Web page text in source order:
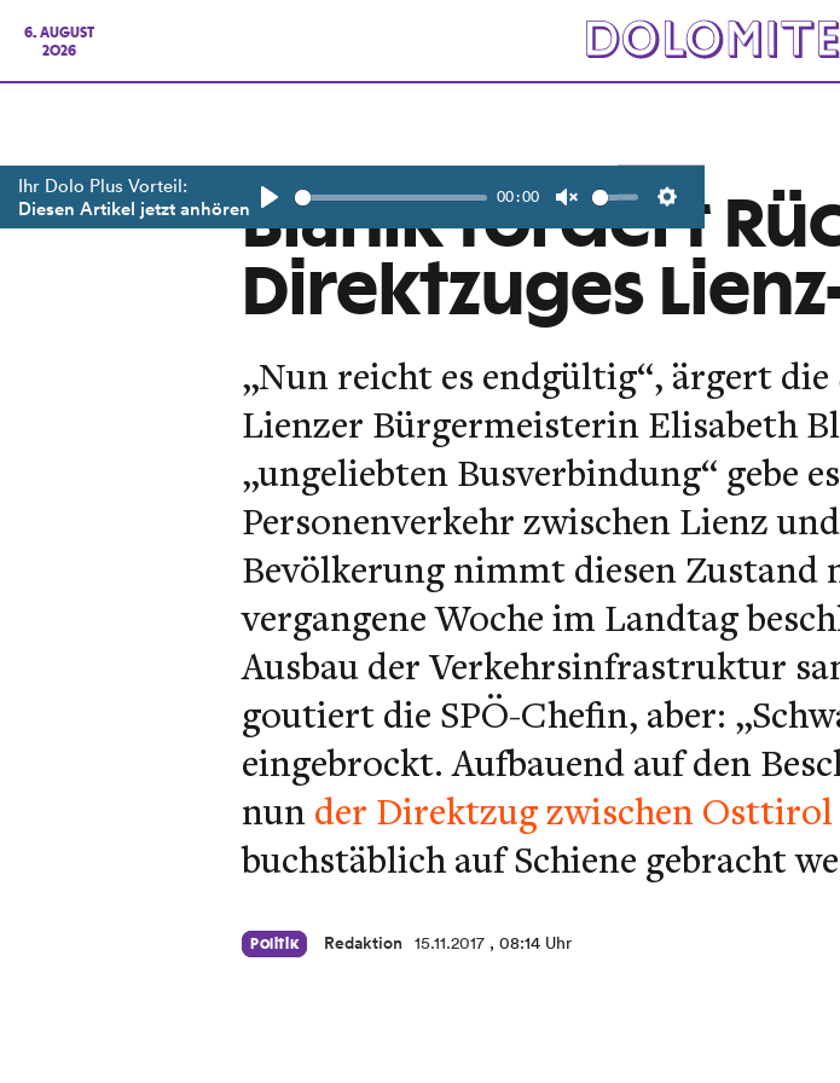
6. AUGUST
2026
Ihr Dolo Plus Vorteil:
Diesen Artikel jetzt anhören 00:00
Blanik fordert
Direktzuges
„Nun reicht es endgültig“, ärgert
Lienzer Bürgermeisterin Elisabeth
„ungeliebten Busverbindung“ gebe
Personenverkehr zwischen Lienz
Bevölkerung nimmt diesen Zustand
vergangene Woche im Landtag
Ausbau der Verkehrsinfrastruktur
goutiert die SPÖ-Chefin, aber:
eingebrockt. Aufbauend auf den
nun der Direktzug zwischen
buchstäblich auf Schiene gebracht
Politik Redaktion 15.11.2017 , 08:14 Uhr